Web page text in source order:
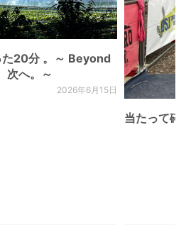
20分 。～ Beyond
次へ。～
2026年6月15日
当たって砕